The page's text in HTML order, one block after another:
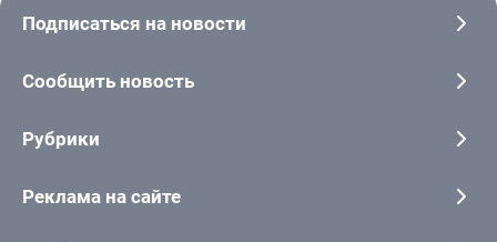
Подписаться на новости
Сообщить новость
Рубрики
Реклама на сайте